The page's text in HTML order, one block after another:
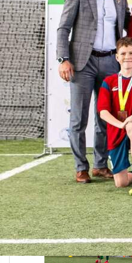
Спорт
20.05.2026 17:36
282